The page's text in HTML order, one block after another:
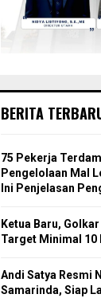
BERITA
75 Pekerja
Pengelolaan Mal
Ini Penjelasan
Ketua Baru,
Target Minimal 10
Andi Satya Resmi
Samarinda, Siap